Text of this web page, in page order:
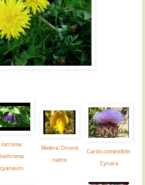
Iocroma:
Iochroma
cyaneum
Melera: Ononis
natrix
Cardo comestible:
Cynara